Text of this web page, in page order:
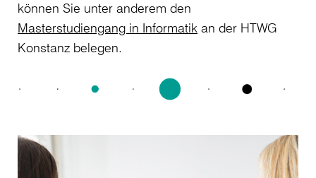
können Sie unter anderem den
Masterstudiengang in Informatik an der HTWG
Konstanz belegen.